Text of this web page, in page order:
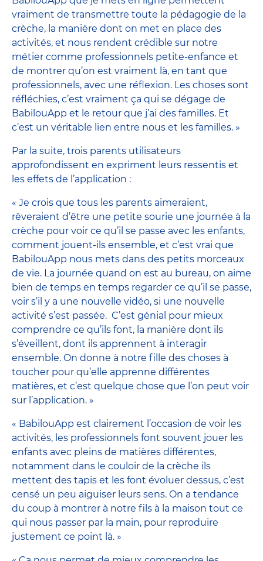
vraiment de transmettre toute la pédagogie de la
crèche, la manière dont on met en place des
activités, et nous rendent crédible sur notre
métier comme professionnels petite-enfance et
de montrer qu’on est vraiment là, en tant que
professionnels, avec une réflexion. Les choses sont
réfléchies, c’est vraiment ça qui se dégage de
BabilouApp et le retour que j’ai des familles. Et
c’est un véritable lien entre nous et les familles. »
Par la suite, trois parents utilisateurs
approfondissent en expriment leurs ressentis et
les effets de l’application :
« Je crois que tous les parents aimeraient,
rêveraient d’être une petite sourie une journée à la
crèche pour voir ce qu’il se passe avec les enfants,
comment jouent-ils ensemble, et c’est vrai que
BabilouApp nous mets dans des petits morceaux
de vie. La journée quand on est au bureau, on aime
bien de temps en temps regarder ce qu’il se passe,
voir s’il y a une nouvelle vidéo, si une nouvelle
activité s’est passée. C’est génial pour mieux
comprendre ce qu’ils font, la manière dont ils
s’éveillent, dont ils apprennent à interagir
ensemble. On donne à notre fille des choses à
toucher pour qu’elle apprenne différentes
matières, et c’est quelque chose que l’on peut voir
sur l’application. »
« BabilouApp est clairement l’occasion de voir les
activités, les professionnels font souvent jouer les
enfants avec pleins de matières différentes,
notamment dans le couloir de la crèche ils
mettent des tapis et les font évoluer dessus, c’est
censé un peu aiguiser leurs sens. On a tendance
du coup à montrer à notre fils à la maison tout ce
qui nous passer par la main, pour reproduire
justement ce point là. »